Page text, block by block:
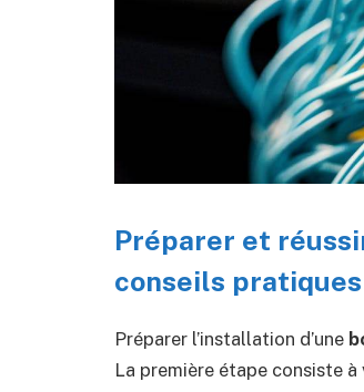
Préparer et
conseils pratiques
Préparer l’installation d’une
La première étape consiste